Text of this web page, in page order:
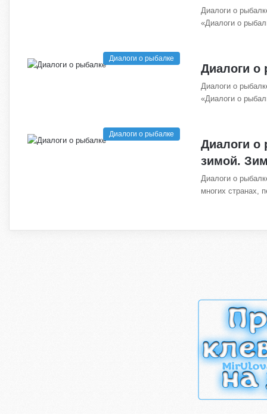
Диалоги о
«Диалоги о
Диалоги о рыбалке
Диалоги о
Диалоги о
«Диалоги о
Диалоги о рыбалке
Диалоги о
зимой.
Диалоги о
многих странах,